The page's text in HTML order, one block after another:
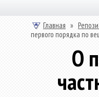
Главная »
первого порядка по
О